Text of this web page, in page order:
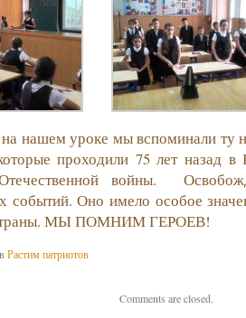
нашем уроке мы вспоминали ту
проходили 75 лет назад
войны.
событий. Оно имело особое
МЫ ПОМНИМ ГЕРОЕВ!
Растим патриотов
Comments are closed.